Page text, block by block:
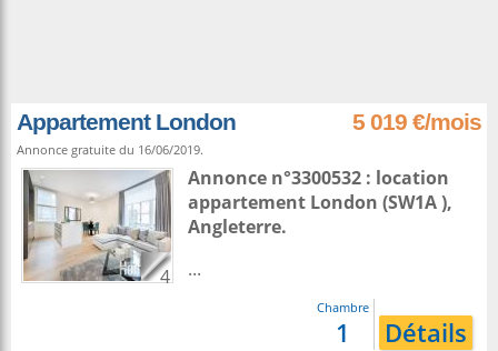
Appartement London 5 019 €/mois
Annonce gratuite du 16/06/2019.
4
Annonce n°3300532 : location
appartement London (SW1A ),
Angleterre.
...
Chambre
1 Détails